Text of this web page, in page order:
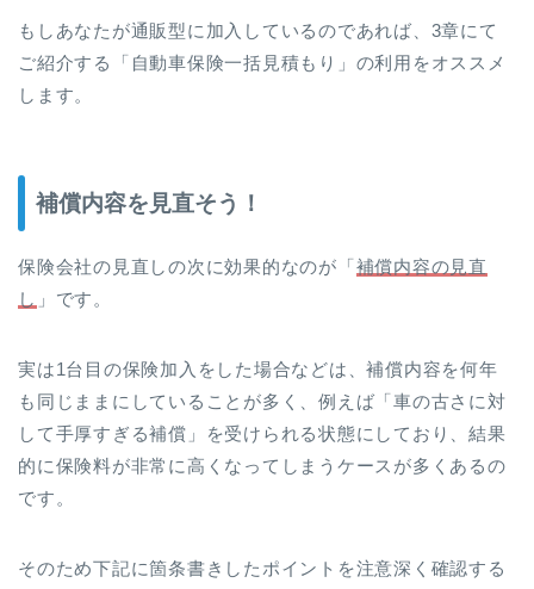
もしあなたが通販型に加入しているのであれば、3章にて
ご紹介する「自動車保険一括見積もり」の利用をオススメ
します。
補償内容を見直そう！
保険会社の見直しの次に効果的なのが「補償内容の見直
し 」です。
実は1台目の保険加入をした場合などは、補償内容を何年
も同じままにしていることが多く、例えば「車の古さに対
して手厚すぎる補償」を受けられる状態にしており、結果
的に保険料が非常に高くなってしまうケースが多くあるの
です。
そのため下記に箇条書きしたポイントを注意深く確認する